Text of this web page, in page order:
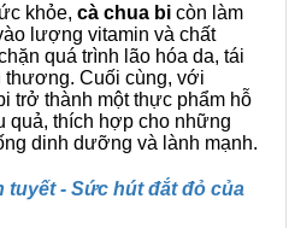
khỏe, cà chua bi còn làm
lượng vitamin và chất
quá trình lão hóa da, tái
thương. Cuối cùng, với
trở thành một thực phẩm hỗ
quả, thích hợp cho những
dinh dưỡng và lành mạnh.
tuyết - Sức hút đắt đỏ của